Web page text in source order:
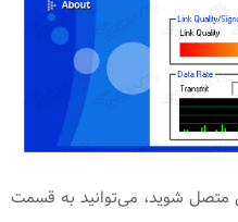
متصل شوید، می‌توانید به قسمت